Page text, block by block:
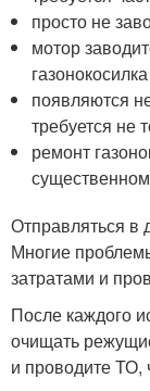
просто не
мотор
появляются
требуется не
ремонт
Отправляться в
Многие
затратами и
После каждого
очищать
и проводите ТО,